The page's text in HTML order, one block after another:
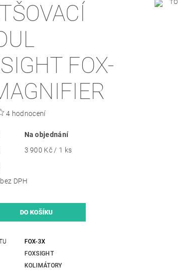
FOX-
4 hodnocení
Na objednání
3 900 Kč / 1 ks
3 223,14 Kč bez DPH
FOX-3X
FOXSIGHT
KOLIMÁTORY